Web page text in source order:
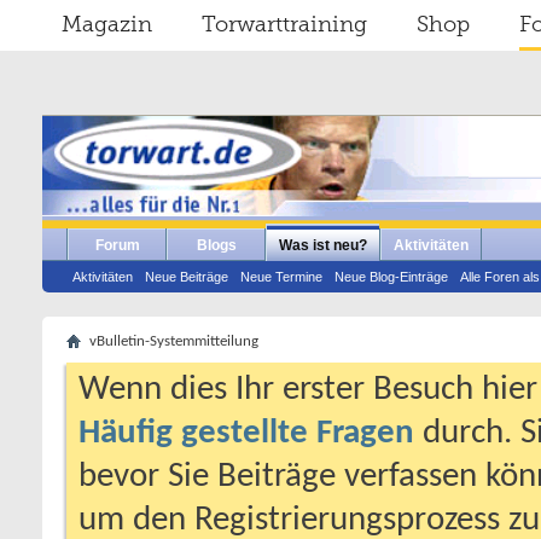
Magazin Torwarttraining Shop
Forum Blogs Was ist neu?
Aktivitäten Neue Beiträge Neue Termine Neue Blog-Einträge Alle Foren
Aktivitäten
vBulletin-Systemmitteilung
Wenn dies Ihr erster Besuch
Häufig gestellte Fragen durch.
bevor Sie Beiträge verfassen
um den Registrierungsprozess